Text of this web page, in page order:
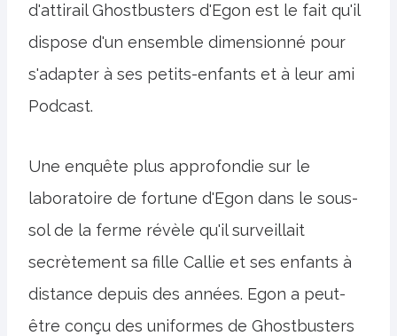
d'attirail Ghostbusters d'Egon est le fait qu'il
dispose d'un ensemble dimensionné pour
s'adapter à ses petits-enfants et à leur ami
Podcast.
Une enquête plus approfondie sur le
laboratoire de fortune d'Egon dans le sous-
sol de la ferme révèle qu'il surveillait
secrètement sa fille Callie et ses enfants à
distance depuis des années. Egon a peut-
être conçu des uniformes de Ghostbusters